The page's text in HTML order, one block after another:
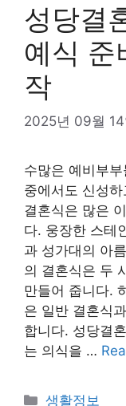
성당결
예식 준
작
2025년 09월 14
수많은 예비부
중에서도 신성
결혼식은 많은
다. 웅장한 스테
과 성가대의 아
의 결혼식은 두
만들어 줍니다.
은 일반 결혼식
합니다. 성당결
는 의식을 …
Categories
생활정보